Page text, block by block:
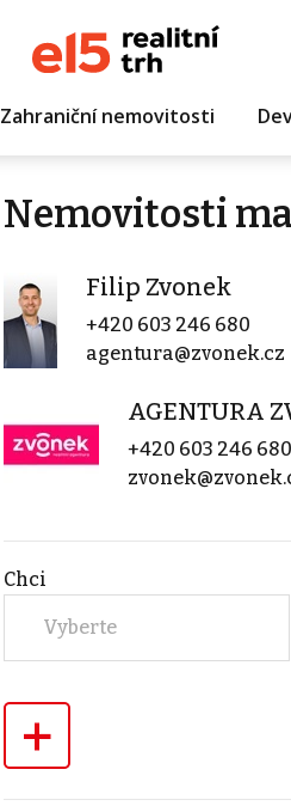
Zahraniční nemovitosti
Nemovitosti
Filip Zvonek
+420 603 246 680
agentura@zvonek.cz
AGENTURA
+420 603 246 680
Chci
Vyberte
+